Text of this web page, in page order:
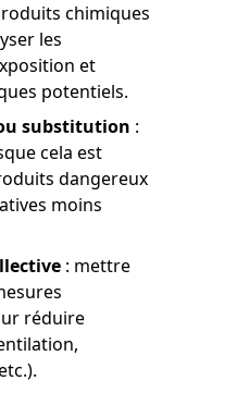
chimiques
les
et
potentiels.
substitution :
cela est
dangereux
moins
: mettre
réduire